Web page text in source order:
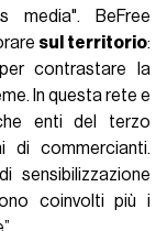
media". BeFree
sul territorio:
contrastare la
In questa rete e
enti del terzo
di commercianti.
sensibilizzazione
coinvolti più i